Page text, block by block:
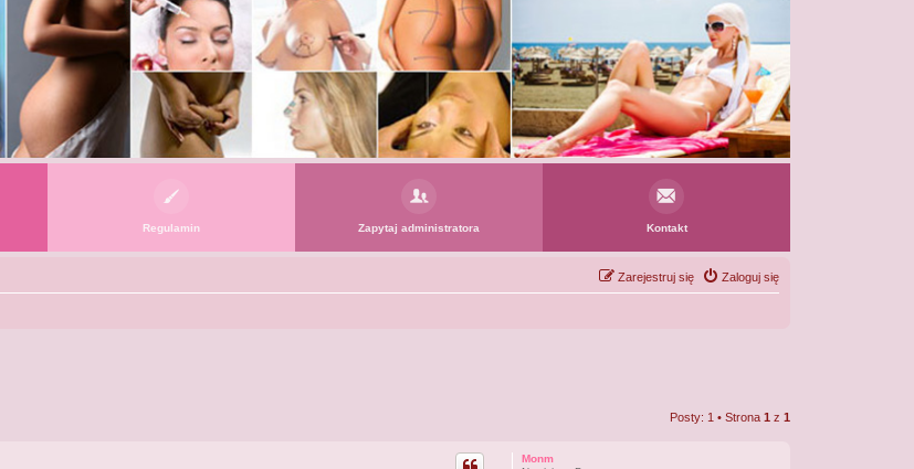
Regulamin Zapytaj administratora Kontakt
Zaloguj się
Zarejestruj się
Posty: 1 • Strona 1 z 1
Monm